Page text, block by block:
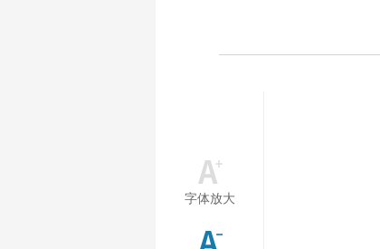
字体放大